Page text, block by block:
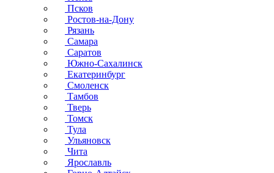
Псков
Ростов-на-Дону
Рязань
Самара
Саратов
Южно-Сахалинск
Екатеринбург
Смоленск
Тамбов
Тверь
Томск
Тула
Ульяновск
Чита
Ярославль